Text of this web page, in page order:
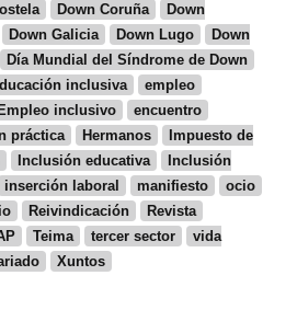
Down Coruña
Down
Down Galicia Down Lugo
Down
Día Mundial del Síndrome de Down
inclusiva
empleo
Empleo inclusivo
encuentro
práctica Hermanos
Impuesto de
Inclusión educativa
Inclusión
inserción laboral manifiesto
ocio
Reivindicación
Revista
Teima tercer sector
vida
Xuntos